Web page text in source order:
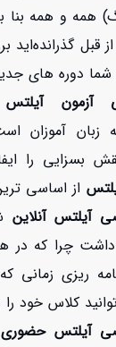
همه و همه
قبل
دوره های
آیلتس
زبان آموزان
بسزایی را
از اساسی
آیلتس آنلاین
داشت چرا که در
ریزی زمانی
کلاس خود
آیلتس حضوری
افزایش اعتبار